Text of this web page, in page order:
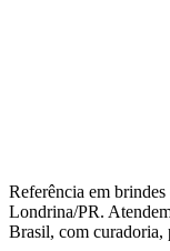
Referência em
Londrina/PR.
Brasil, com curadoria,